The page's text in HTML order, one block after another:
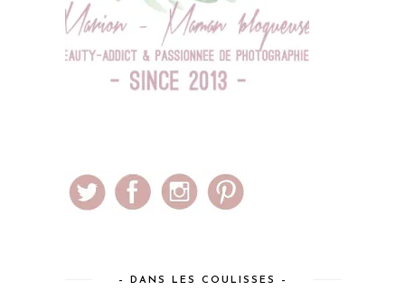
– DANS LES COULISSES –